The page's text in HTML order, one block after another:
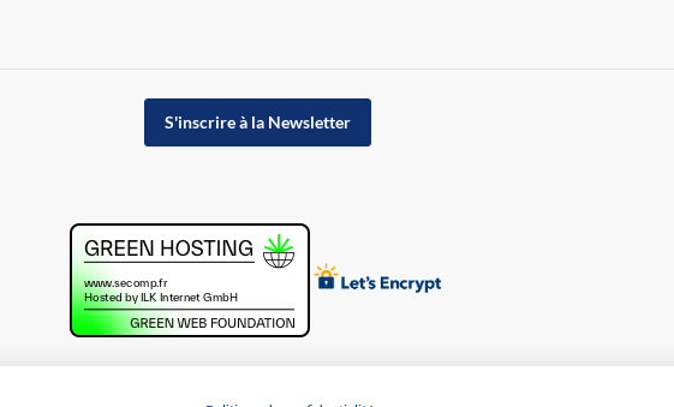
S'inscrire à la Newsletter